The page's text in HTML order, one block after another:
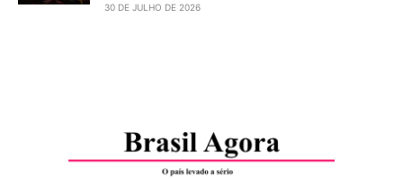
30 DE JULHO DE 2026